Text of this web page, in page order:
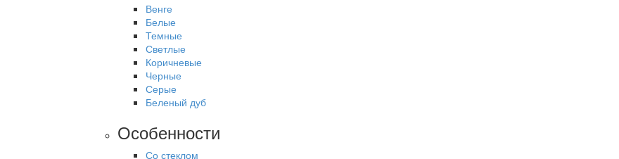
Венге
Белые
Темные
Светлые
Коричневые
Черные
Серые
Беленый дуб
Особенности
Со стеклом